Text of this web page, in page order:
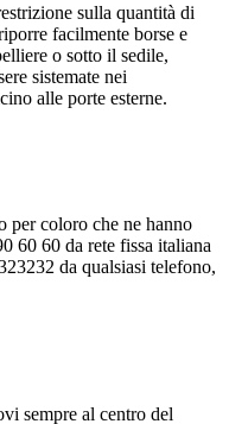
sulla quantità di
facilmente borse e
o sotto il sedile,
sistemate nei
alle porte esterne.
per coloro che ne hanno
60 60 da rete fissa italiana
da qualsiasi telefono,
sempre al centro del